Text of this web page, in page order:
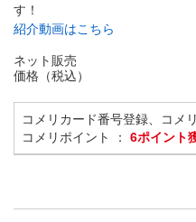
す！
紹介動画はこちら
ネット販売
価格（税込）
コメリカード番号登録、コメ
コメリポイント ： 6ポイント